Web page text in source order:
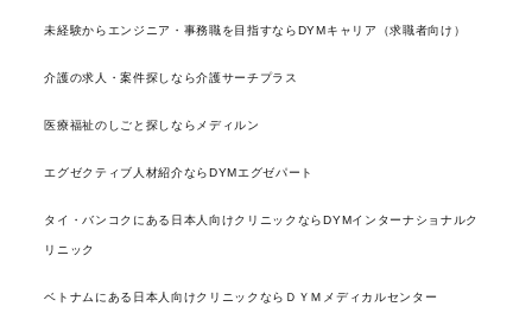
未経験からエンジニア・事務職を目指すならDYMキャリア（求職者向け）
介護の求人・案件探しなら介護サーチプラス
医療福祉のしごと探しならメディルン
エグゼクティブ人材紹介ならDYMエグゼパート
タイ・バンコクにある日本人向けクリニックならDYMインターナショナルク
リニック
ベトナムにある日本人向けクリニックならＤＹＭメディカルセンター